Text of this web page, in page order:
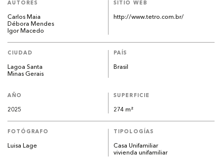
AUTORES
Carlos Maia
Débora Mendes
Igor Macedo
SITIO WEB
http://www.tetro.com.br/
CIUDAD
Lagoa Santa
Minas Gerais
PAÍS
Brasil
AÑO
2025
SUPERFICIE
274 m²
FOTÓGRAFO
Luisa Lage
TIPOLOGÍAS
Casa Unifamiliar
vivienda unifamiliar